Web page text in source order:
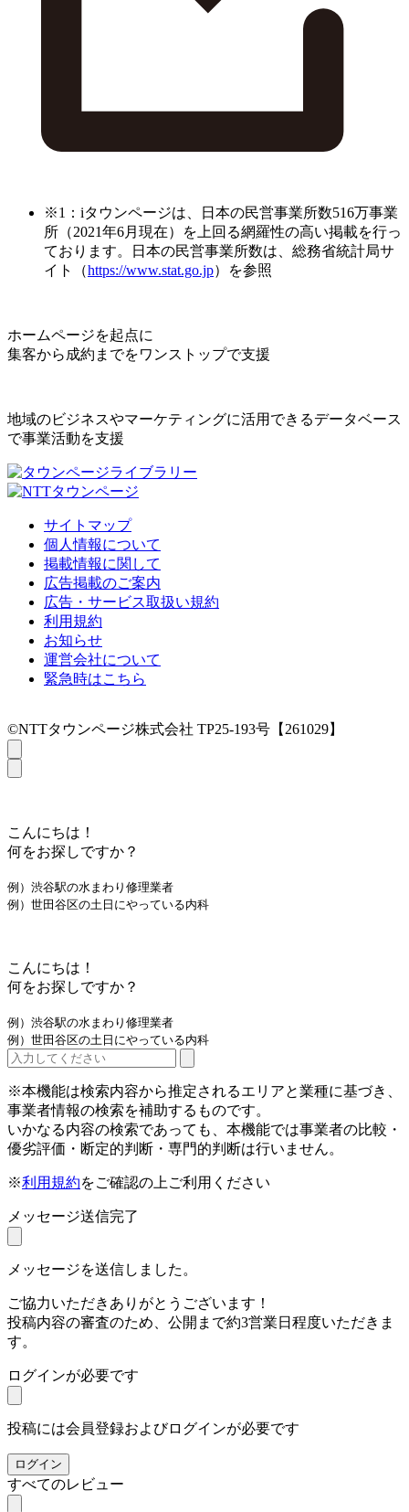
※1：iタウンページは、日本の民営事業所数516万事業
所（2021年6月現在）を上回る網羅性の高い掲載を行っ
ております。日本の民営事業所数は、総務省統計局サ
イト（https://www.stat.go.jp）を参照
ホームページを起点に
集客から成約までをワンストップで支援
地域のビジネスやマーケティングに活用できるデータベース
で事業活動を支援
サイトマップ
個人情報について
掲載情報に関して
広告掲載のご案内
広告・サービス取扱い規約
利用規約
お知らせ
運営会社について
緊急時はこちら
©NTTタウンページ株式会社 TP25-193号【261029】
こんにちは！
何をお探しですか？
例）渋谷駅の水まわり修理業者
例）世田谷区の土日にやっている内科
こんにちは！
何をお探しですか？
例）渋谷駅の水まわり修理業者
例）世田谷区の土日にやっている内科
※本機能は検索内容から推定されるエリアと業種に基づき、
事業者情報の検索を補助するものです。
いかなる内容の検索であっても、本機能では事業者の比較・
優劣評価・断定的判断・専門的判断は行いません。
※利用規約をご確認の上ご利用ください
メッセージ送信完了
メッセージを送信しました。
ご協力いただきありがとうございます！
投稿内容の審査のため、公開まで約3営業日程度いただきま
す。
ログインが必要です
投稿には会員登録およびログインが必要です
ログイン
すべてのレビュー